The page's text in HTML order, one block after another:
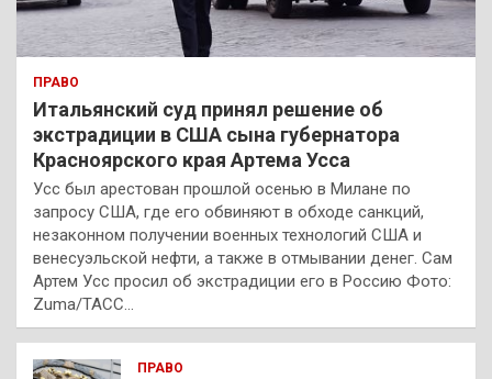
ПРАВО
Итальянский суд принял решение об
экстрадиции в США сына губернатора
Красноярского края Артема Усса
Усс был арестован прошлой осенью в Милане по
запросу США, где его обвиняют в обходе санкций,
незаконном получении военных технологий США и
венесуэльской нефти, а также в отмывании денег. Сам
Артем Усс просил об экстрадиции его в Россию Фото:
Zuma/ТАСС…
ПРАВО